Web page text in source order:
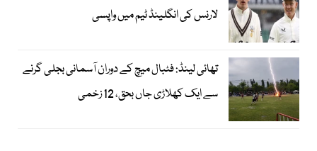
لارنس کی انگلینڈ ٹیم میں واپسی
تھائی لینڈ: فٹبال میچ کے دوران آسمانی بجلی گرنے
سے ایک کھلاڑی جاں بحق، 12 زخمی